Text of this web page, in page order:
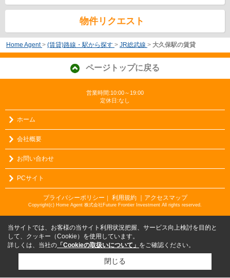
物件リクエスト
Home Agent > (賃貸)路線・駅から探す > JR総武線 > 大久保駅の賃貸
ページトップに戻る
営業時間:10:00～19:00
定休日:なし
ホーム
会社概要
お問い合わせ
PCサイト
プライバシーポリシー ｜ 利用規約 ｜アクセスマップ
Copyright(c) Home Agent 株式会社Future Frontier Investment All rights reserved.
当サイトでは、お客様の当サイト利用状況把握、サービス向上検討を目的と
して、クッキー（Cookie）を使用しています。
詳しくは、当社の 「Cookieの取扱いについて」 をご確認ください。
閉じる